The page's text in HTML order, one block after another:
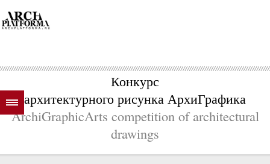
Конкурс
архитектурного рисунка АрхиГрафика
ArchiGraphicArts competition of architectural
drawings